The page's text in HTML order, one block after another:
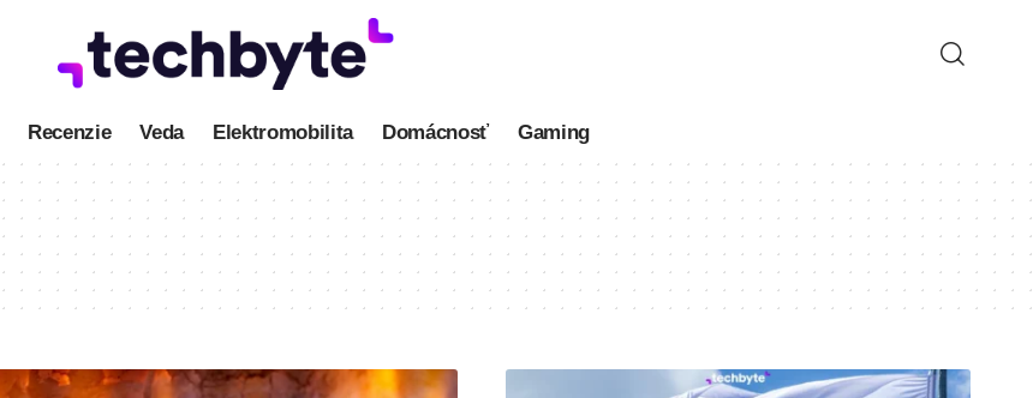
Recenzie Veda Elektromobilita Domácnosť Gaming